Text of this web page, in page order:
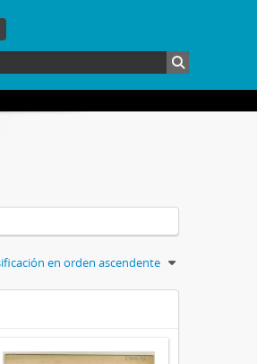
en orden ascendente